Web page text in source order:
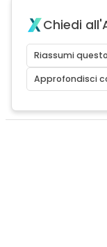
Chiedi
Riassumi
Approfondisci